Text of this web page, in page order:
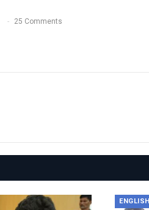
25 Comments
ENGLISH